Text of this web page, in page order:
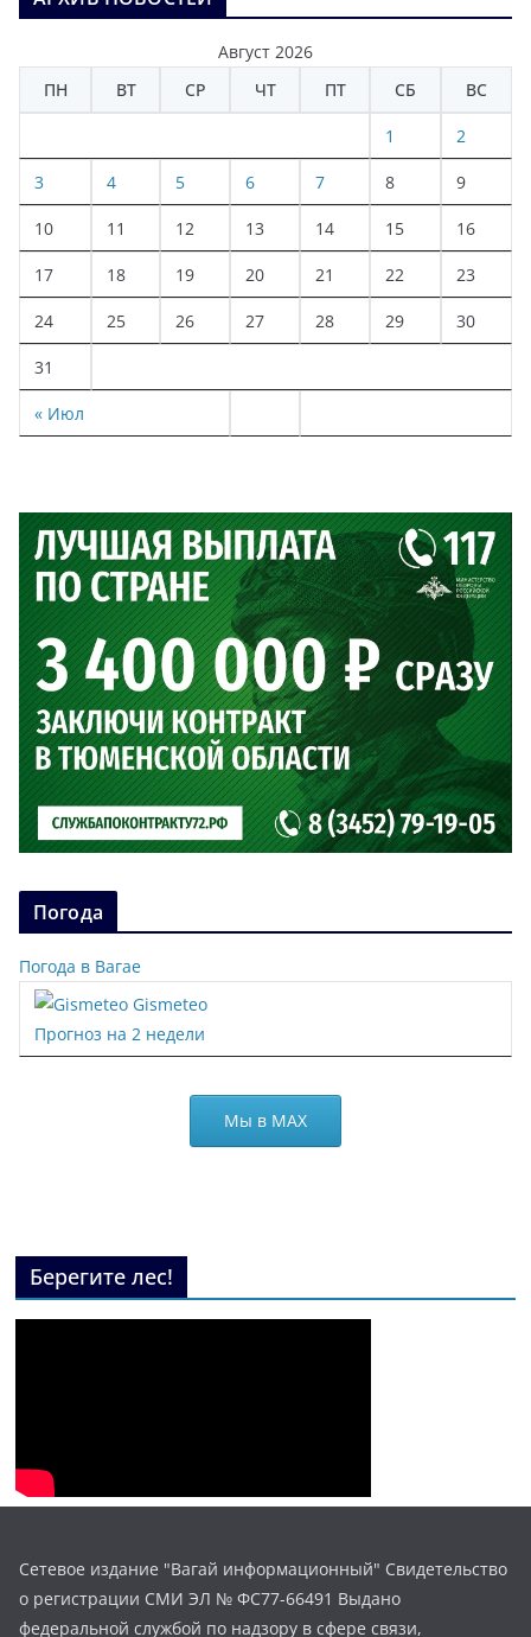
Август 2026
ПН
ВТ СР ЧТ ПТ СБ ВС
« Июл
1 2
3 4 5 6 7 8 9
10 11 12 13 14 15 16
17 18 19 20 21 22 23
24 25 26 27 28 29 30
31
Погода
Погода в Вагае
Gismeteo
Прогноз на 2 недели
Мы в МАХ
Берегите лес!
Сетевое издание "Вагай информационный" Свидетельство
о регистрации СМИ ЭЛ № ФС77-66491 Выдано
федеральной службой по надзору в сфере связи,